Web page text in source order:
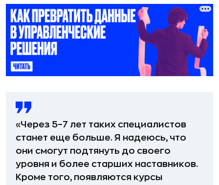
«Через 5–7 лет таких специалистов
станет еще больше. Я надеюсь, что
они смогут подтянуть до своего
уровня и более старших наставников.
Кроме того, появляются курсы